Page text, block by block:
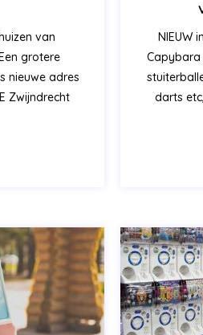
van
grotere
nieuwe adres
Zwijndrecht
NIEUW
Capybara
darts